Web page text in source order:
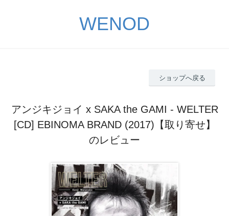
WENOD
ショップへ戻る
アンジキジョイ x SAKA the GAMI - WELTER
[CD] EBINOMA BRAND (2017)【取り寄せ】
のレビュー